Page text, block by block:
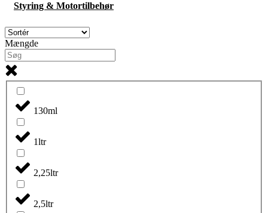
Styring & Motortilbehør
Mængde
130ml
1ltr
2,25ltr
2,5ltr